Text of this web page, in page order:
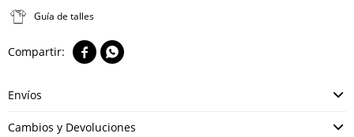
Guía de talles
 
Envíos
Cambios y Devoluciones